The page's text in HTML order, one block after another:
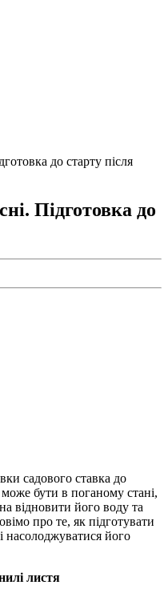
до старту після
Підготовка до
садового ставка до
бути в поганому стані,
відновити його воду та
про те, як підготувати
насолоджуватися його
листя